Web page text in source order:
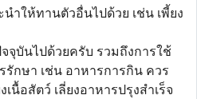
ำให้ทานตัวอื่นไปด้วย เช่น เพี้ยง
บันไปด้วยครับ รวมถึงการใช้
กษา เช่น อาหารการกิน ควร
นื้อสัตว์ เลี่ยงอาหารปรุงสำเร็จ